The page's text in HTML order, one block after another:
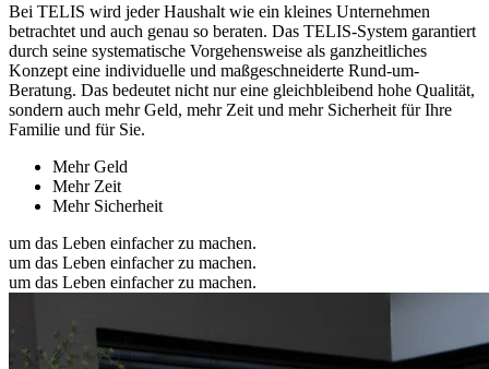
Bei TELIS wird jeder Haushalt wie ein kleines Unternehmen
betrachtet und auch genau so beraten. Das TELIS-System garantiert
durch seine systematische Vorgehensweise als ganzheitliches
Konzept eine individuelle und maßgeschneiderte Rund-um-
Beratung. Das bedeutet nicht nur eine gleichbleibend hohe Qualität,
sondern auch mehr Geld, mehr Zeit und mehr Sicherheit für Ihre
Familie und für Sie.
Mehr Geld
Mehr Zeit
Mehr Sicherheit
um das Leben einfacher zu machen.
um das Leben einfacher zu machen.
um das Leben einfacher zu machen.